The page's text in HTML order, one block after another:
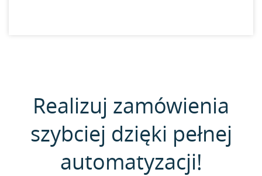
Realizuj zamówienia
szybciej dzięki pełnej
automatyzacji!